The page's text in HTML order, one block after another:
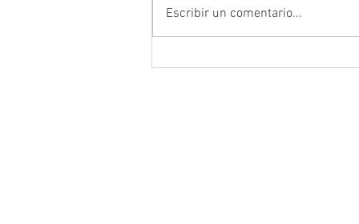
Escribir un comentario...